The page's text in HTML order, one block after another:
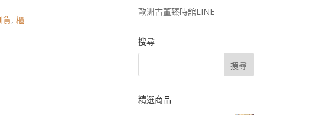
貨,櫃
歐洲古董臻時舘LINE
搜尋
精選商品